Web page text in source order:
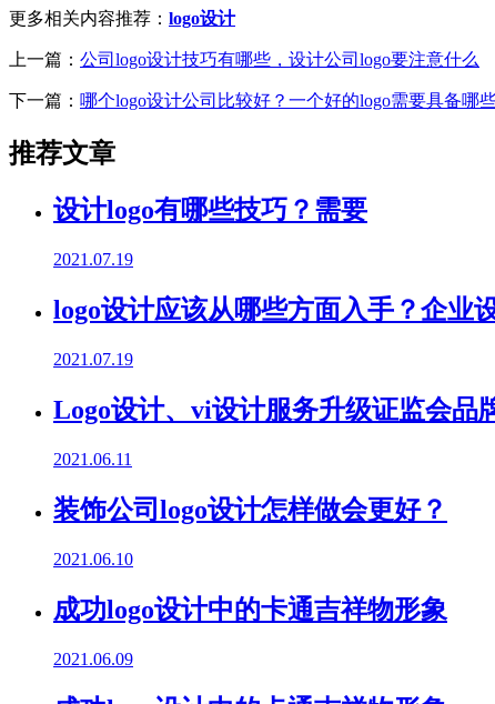
更多相关内容推荐： logo设计
上一篇： 公司logo设计技巧有哪些，设计公司logo要注意什么
下一篇： 哪个logo设计公司比较好？一个好的logo需要具备哪
推荐文章
设计logo有哪些技巧？需要
2021.07.19
logo设计应该从哪些方面入手？企业
2021.07.19
Logo设计、vi设计服务升级证监会品
2021.06.11
装饰公司logo设计怎样做会更好？
2021.06.10
成功logo设计中的卡通吉祥物形象
2021.06.09